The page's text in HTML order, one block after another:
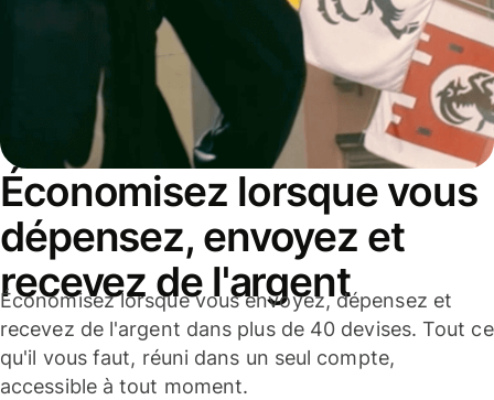
Économisez lorsque vous
dépensez, envoyez et
recevez de l'argent
Économisez lorsque vous envoyez, dépensez et
recevez de l'argent dans plus de 40 devises. Tout ce
qu'il vous faut, réuni dans un seul compte,
accessible à tout moment.